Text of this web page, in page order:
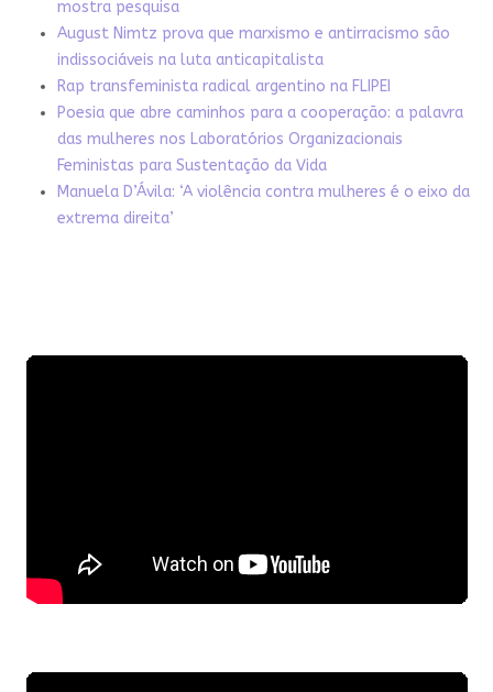
mostra pesquisa
August Nimtz prova que marxismo e antirracismo são
indissociáveis na luta anticapitalista
Rap transfeminista radical argentino na FLIPEI
Poesia que abre caminhos para a cooperação: a palavra
das mulheres nos Laboratórios Organizacionais
Feministas para Sustentação da Vida
Manuela D’Ávila: ‘A violência contra mulheres é o eixo da
extrema direita’